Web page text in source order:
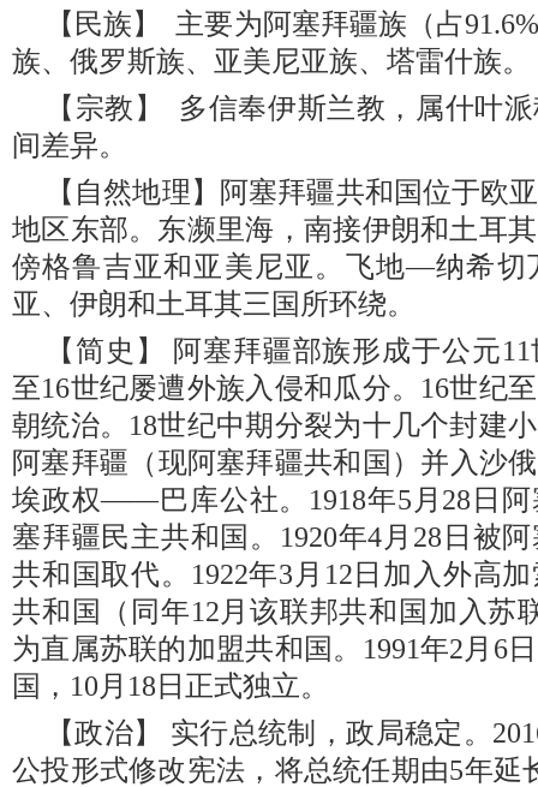
【民族】 主要为阿塞拜疆族（占
族、俄罗斯族、亚美尼亚族、塔雷什族。
【宗教】 多信奉伊斯兰教，属什叶
间差异。
【自然地理】阿塞拜疆共和国位于欧
地区东部。东濒里海，南接伊朗和土耳
傍格鲁吉亚和亚美尼亚。飞地—纳希切
亚、伊朗和土耳其三国所环绕。
【简史】 阿塞拜疆部族形成于公元
至16世纪屡遭外族入侵和瓜分。16世纪
朝统治。18世纪中期分裂为十几个封建
阿塞拜疆（现阿塞拜疆共和国）并入沙
埃政权——巴库公社。1918年5月28日
塞拜疆民主共和国。1920年4月28日被
共和国取代。1922年3月12日加入外高
共和国（同年12月该联邦共和国加入苏
为直属苏联的加盟共和国。1991年2月6
国，10月18日正式独立。
【政治】 实行总统制，政局稳定。
公投形式修改宪法，将总统任期由5年延